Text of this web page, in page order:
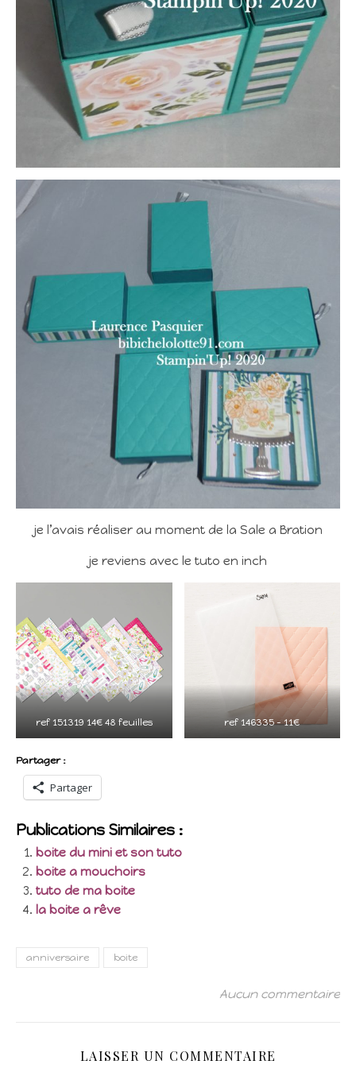
je l’avais réaliser au moment de la Sale a Bration
je reviens avec le tuto en inch
ref 151319 14€ 48 feuilles ref 146335 – 11€
Partager :
Partager
Publications Similaires :
boite du mini et son tuto
boite a mouchoirs
tuto de ma boite
la boite a rêve
anniversaire boite
Aucun commentaire
LAISSER UN COMMENTAIRE